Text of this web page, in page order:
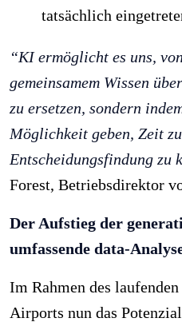
tatsächlich
“KI ermöglicht es uns,
gemeinsamem Wissen
zu ersetzen, sondern
Möglichkeit geben, Zeit
Entscheidungsfindung zu
Forest, Betriebsdirektor
Der Aufstieg der
umfassende data-
Im Rahmen des
Airports nun das